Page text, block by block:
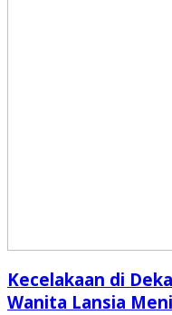
Kecelakaan di
Wanita Lansia